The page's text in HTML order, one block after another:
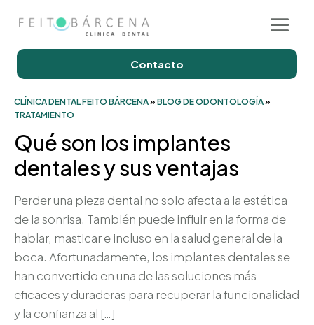
Contacto
CLÍNICA DENTAL FEITO BÁRCENA» BLOG DE ODONTOLOGÍA»
TRATAMIENTO
Qué son los implantes
dentales y sus ventajas
Perder una pieza dental no solo afecta a la estética
de la sonrisa. También puede influir en la forma de
hablar, masticar e incluso en la salud general de la
boca. Afortunadamente, los implantes dentales se
han convertido en una de las soluciones más
eficaces y duraderas para recuperar la funcionalidad
y la confianza al […]